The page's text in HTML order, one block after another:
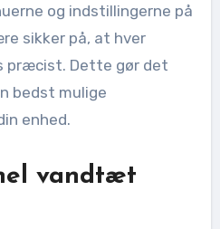
og indstillingerne på
sikker på, at hver
præcist. Dette gør det
bedst mulige
enhed.
vandtæt